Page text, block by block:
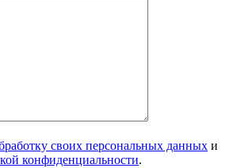
своих персональных данных и
конфиденциальности.